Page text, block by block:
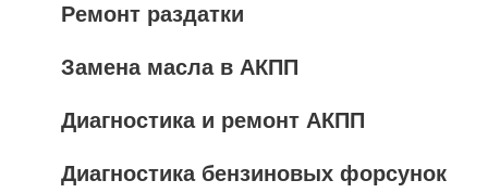
Ремонт раздатки
Замена масла в АКПП
Диагностика и ремонт АКПП
Диагностика бензиновых форсунок